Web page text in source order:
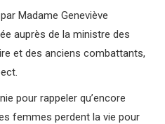
Madame Geneviève
auprès de la ministre des
et des anciens combattants,
pour rappeler qu’encore
femmes perdent la vie pour